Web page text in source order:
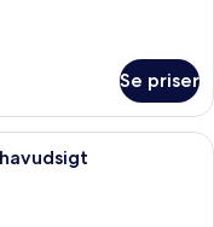
Se priser
med en stor seng,